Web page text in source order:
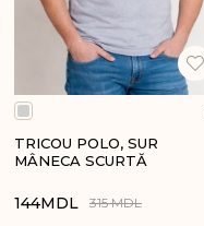
TRICOU POLO, SUR
MÂNECA SCURTĂ
144MDL 315 MDL